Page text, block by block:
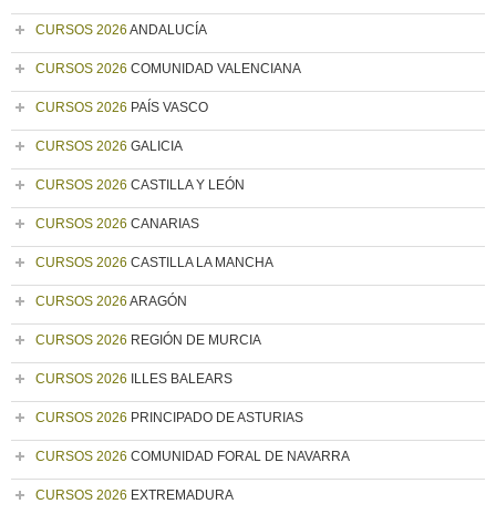
CURSOS 2026 ANDALUCÍA
CURSOS 2026 COMUNIDAD VALENCIANA
CURSOS 2026 PAÍS VASCO
CURSOS 2026 GALICIA
CURSOS 2026 CASTILLA Y LEÓN
CURSOS 2026 CANARIAS
CURSOS 2026 CASTILLA LA MANCHA
CURSOS 2026 ARAGÓN
CURSOS 2026 REGIÓN DE MURCIA
CURSOS 2026 ILLES BALEARS
CURSOS 2026 PRINCIPADO DE ASTURIAS
CURSOS 2026 COMUNIDAD FORAL DE NAVARRA
CURSOS 2026 EXTREMADURA